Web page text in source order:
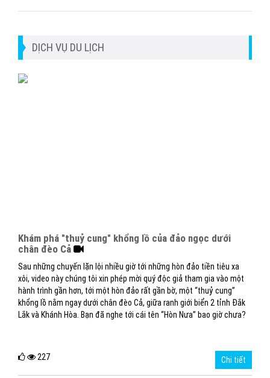
DỊCH VỤ DU LỊCH
Khám phá "thuỷ cung" khổng lồ của đảo ngọc dưới
chân đèo Cả
Sau những chuyến lặn lội nhiều giờ tới những hòn đảo tiền tiêu xa
xôi, video này chúng tôi xin phép mời quý độc giả tham gia vào một
hành trình gần hơn, tới một hòn đảo rất gần bờ, một “thuỷ cung”
khổng lồ nằm ngay dưới chân đèo Cả, giữa ranh giới biển 2 tỉnh Đắk
Lắk và Khánh Hòa. Bạn đã nghe tới cái tên “Hòn Nưa” bao giờ chưa?
227 Chi tiết